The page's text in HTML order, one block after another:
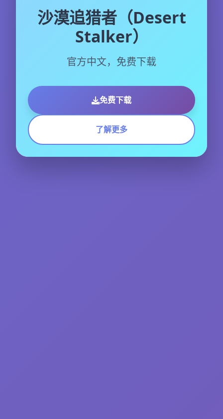
沙漠追猎者（Desert
Stalker）
官方中文，免费下载
免费下载
了解更多